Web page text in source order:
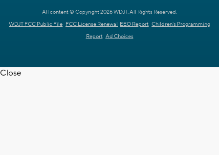
All content © Copyright 2026 WDJT. All Rights Reserved.
WDJT FCC Public File FCC License Renewal EEO Report Children's Programming
Report Ad Choices
Close